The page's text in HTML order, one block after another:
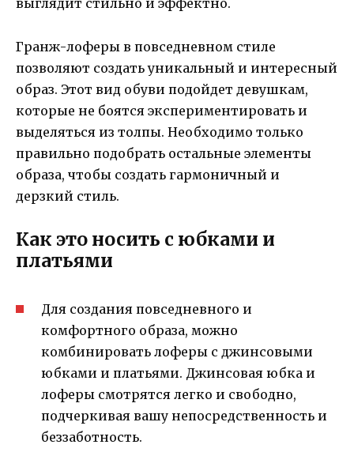
выглядит стильно и эффектно.
Гранж-лоферы в повседневном стиле
позволяют создать уникальный и интересный
образ. Этот вид обуви подойдет девушкам,
которые не боятся экспериментировать и
выделяться из толпы. Необходимо только
правильно подобрать остальные элементы
образа, чтобы создать гармоничный и
дерзкий стиль.
Как это носить с юбками и
платьями
Для создания повседневного и
комфортного образа, можно
комбинировать лоферы с джинсовыми
юбками и платьями. Джинсовая юбка и
лоферы смотрятся легко и свободно,
подчеркивая вашу непосредственность и
беззаботность.